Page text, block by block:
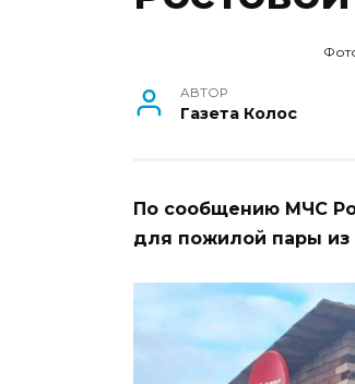
АВТОР
Газета Колос
По сообщению МЧС
для пожилой пары из